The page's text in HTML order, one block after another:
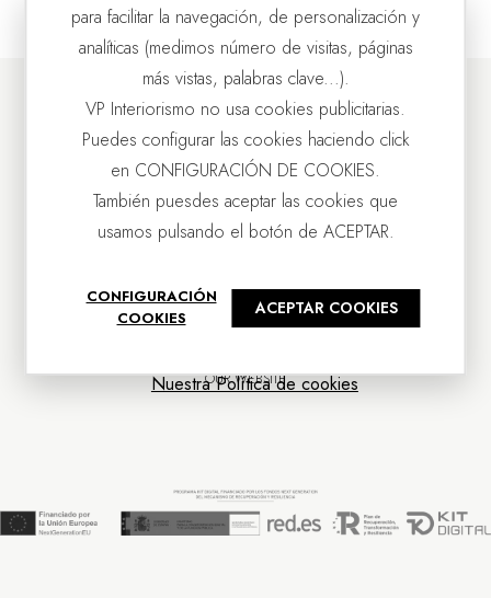
OUR COMPANY
CUSTOMER SERVICE
OUR WEBSITE
para facilitar la navegación, de personalización y
analíticas (medimos número de visitas, páginas
más vistas, palabras clave...).
VP Interiorismo no usa cookies publicitarias.
Puedes configurar las cookies haciendo click
en CONFIGURACIÓN DE COOKIES.
También puesdes aceptar las cookies que
usamos pulsando el botón de ACEPTAR.
CONFIGURACIÓN
COOKIES
ACEPTAR COOKIES
Nuestra Política de cookies